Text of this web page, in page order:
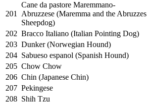
201
Cane da pastore Maremmano-
Abruzzese (Maremma and the Abruzzes
Sheepdog)
202 Bracco Italiano (Italian Pointing Dog)
203 Dunker (Norwegian Hound)
204 Sabueso espanol (Spanish Hound)
205 Chow Chow
206 Chin (Japanese Chin)
207 Pekingese
208 Shih Tzu